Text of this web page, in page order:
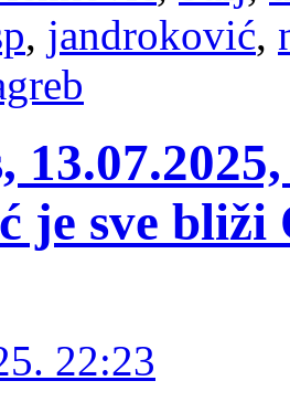
, jandroković,
je sve
22:23